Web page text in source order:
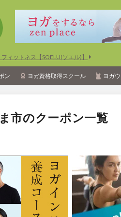
ィットネス【SOELU(ソエル)】
ン ヨガ資格取得スクール ヨガ
市のクーポン一覧